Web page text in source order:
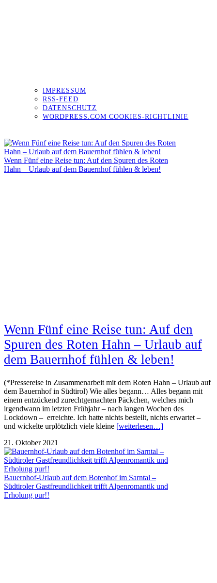
IMPRESSUM
RSS-FEED
DATENSCHUTZ
WORDPRESS.COM COOKIES-RICHTLINIE
Wenn Fünf eine Reise tun: Auf den Spuren des Roten
Hahn – Urlaub auf dem Bauernhof fühlen & leben!
Wenn Fünf eine Reise tun: Auf den
Spuren des Roten Hahn – Urlaub auf
dem Bauernhof fühlen & leben!
(*Pressereise in Zusammenarbeit mit dem Roten Hahn – Urlaub auf
dem Bauernhof in Südtirol) Wie alles begann… Alles begann mit
einem entzückend zurechtgemachten Päckchen, welches mich
irgendwann im letzten Frühjahr – nach langen Wochen des
Lockdown – erreichte. Ich hatte nichts bestellt, nichts erwartet –
und wickelte urplötzlich viele kleine [weiterlesen…]
21. Oktober 2021
Bauernhof-Urlaub auf dem Botenhof im Sarntal –
Südtiroler Gastfreundlichkeit trifft Alpenromantik und
Erholung pur!!